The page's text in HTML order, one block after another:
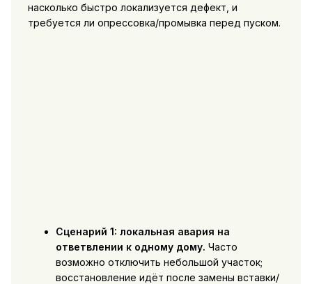
насколько быстро локализуется дефект, и
требуется ли опрессовка/промывка перед пуском.
Сценарий 1: локальная авария на
ответвлении к одному дому. Часто
возможно отключить небольшой участок;
восстановление идёт после замены вставки/